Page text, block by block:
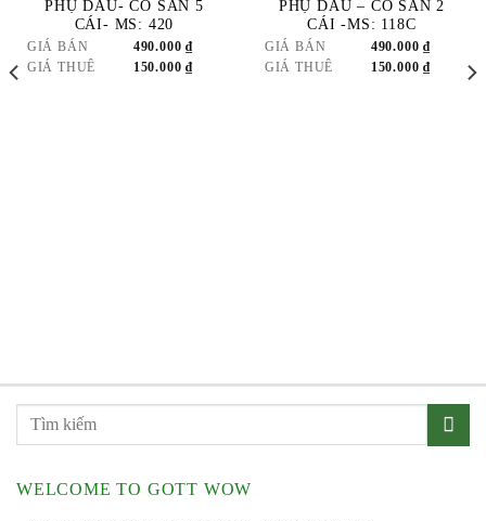
WISHLIST
PHỤ DÂU- CÓ SẴN 5
CÁI- MS: 420
GIÁ BÁN 490.000₫
GIÁ THUÊ
150.000₫
WISHLIST
PHỤ DÂU – CÓ SẴN 2
CÁI -MS: 118C
GIÁ BÁN 490.000₫
GIÁ THUÊ
150.000₫
WELCOME TO GOTT WOW